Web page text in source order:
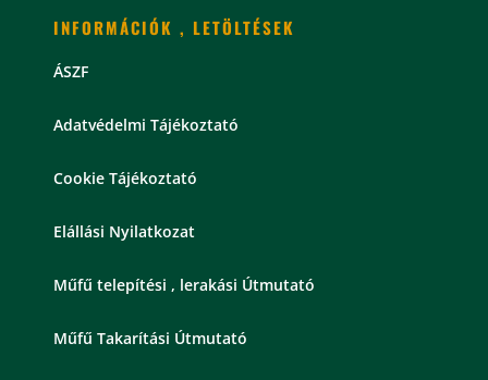
INFORMÁCIÓK , LETÖLTÉSEK
ÁSZF
Adatvédelmi Tájékoztató
Cookie Tájékoztató
Elállási Nyilatkozat
Műfű telepítési , lerakási Útmutató
Műfű Takarítási Útmutató